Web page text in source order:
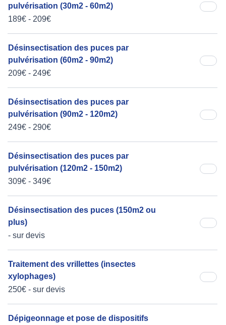
pulvérisation (30m2 - 60m2)
189€ - 209€
Désinsectisation des puces par
pulvérisation (60m2 - 90m2)
209€ - 249€
Désinsectisation des puces par
pulvérisation (90m2 - 120m2)
249€ - 290€
Désinsectisation des puces par
pulvérisation (120m2 - 150m2)
309€ - 349€
Désinsectisation des puces (150m2 ou
plus)
- sur devis
Traitement des vrillettes (insectes
xylophages)
250€ - sur devis
Dépigeonnage et pose de dispositifs